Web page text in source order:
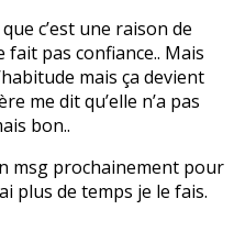
c’est une raison de
fait pas confiance.. Mais
mais ça devient
me dit qu’elle n’a pas
bon..
msg prochainement pour
plus de temps je le fais.